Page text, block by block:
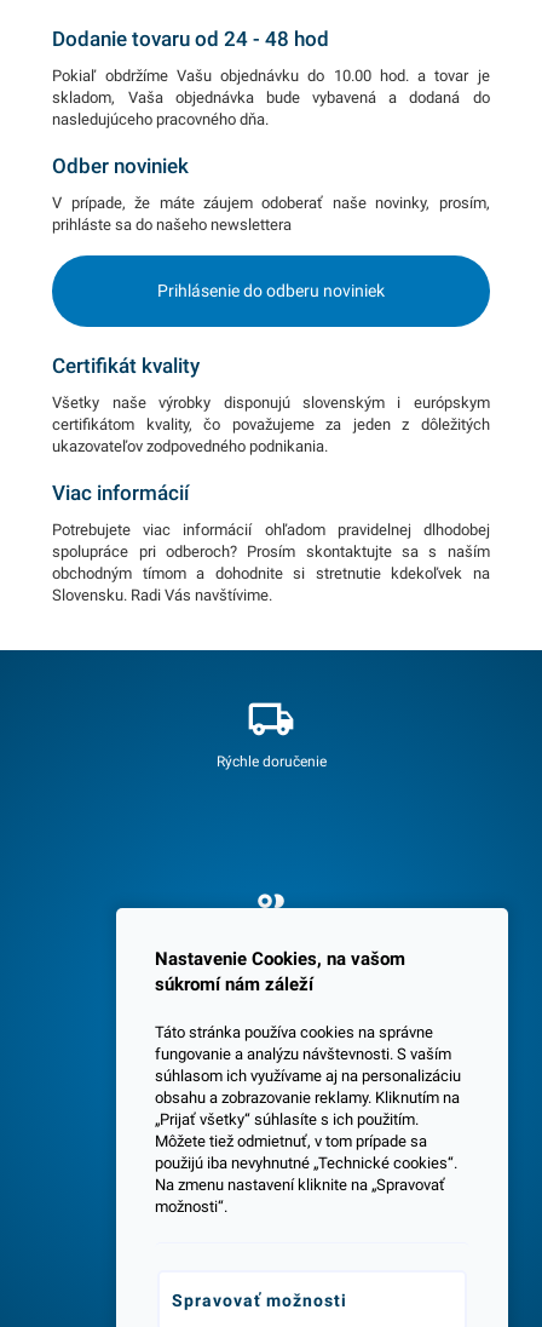
Dodanie tovaru od 24 - 48 hod
Pokiaľ obdržíme Vašu objednávku do 10.00 hod. a tovar je
skladom, Vaša objednávka bude vybavená a dodaná do
nasledujúceho pracovného dňa.
Odber noviniek
V prípade, že máte záujem odoberať naše novinky, prosím,
prihláste sa do našeho newslettera
Prihlásenie do odberu noviniek
Certifikát kvality
Všetky naše výrobky disponujú slovenským i európskym
certifikátom kvality, čo považujeme za jeden z dôležitých
ukazovateľov zodpovedného podnikania.
Viac informácií
Potrebujete viac informácií ohľadom pravidelnej dlhodobej
spolupráce pri odberoch? Prosím skontaktujte sa s naším
obchodným tímom a dohodnite si stretnutie kdekoľvek na
Slovensku. Radi Vás navštívime.
Rýchle doručenie
Spokojných 3600 zákazníkov
Centrála a predajňa v Senci
Nastavenie Cookies, na vašom
súkromí nám záleží
Táto stránka používa cookies na správne
fungovanie a analýzu návštevnosti. S vaším
súhlasom ich využívame aj na personalizáciu
obsahu a zobrazovanie reklamy. Kliknutím na
„Prijať všetky“ súhlasíte s ich použitím.
Môžete tiež odmietnuť, v tom prípade sa
použijú iba nevyhnutné „Technické cookies“.
Na zmenu nastavení kliknite na „Spravovať
možnosti“.
Spravovať možnosti